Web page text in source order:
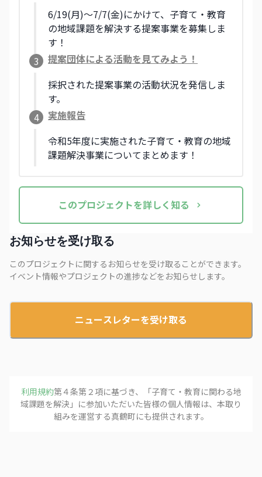
6/19(月)～7/7(金)にかけて、子育て・教育
の地域課題を解決する提案事業を募集しま
す！
3
提案団体による活動を見てみよう！
採択された提案事業の活動状況を発信しま
す。
4
実施報告
令和5年度に実施された子育て・教育の地域
課題解決事業についてまとめます！
このプロジェクトを詳しく知る
お知らせを受け取る
このプロジェクトに関するお知らせを受け取ることができます。
イベント情報やプロジェクトの進捗などをお知らせします。
ニュースレターを受け取る
利用規約第４条第２項に基づき、「子育て・教育に関わる地
域課題を解決 」に参加いただいた皆様の個人情報は、本取り
組みを運営する真鶴町にも提供されます。